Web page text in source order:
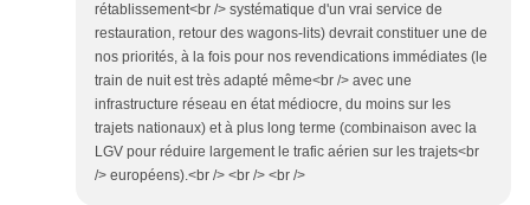
rétablissement<br /> systématique d'un vrai service de
restauration, retour des wagons-lits) devrait constituer une de
nos priorités, à la fois pour nos revendications immédiates (le
train de nuit est très adapté même<br /> avec une
infrastructure réseau en état médiocre, du moins sur les
trajets nationaux) et à plus long terme (combinaison avec la
LGV pour réduire largement le trafic aérien sur les trajets<br
/> européens).<br /> <br /> <br />